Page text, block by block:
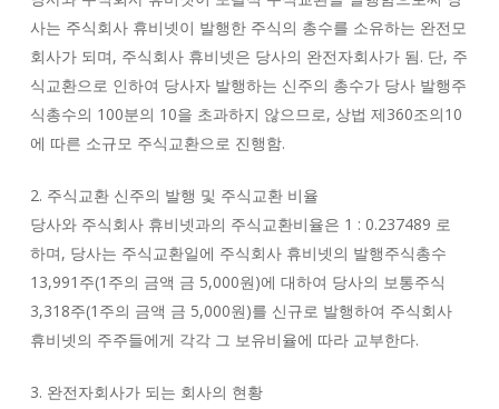
사는 주식회사 휴비넷이 발행한 주식의 총수를 소유하는 완전모
회사가 되며, 주식회사 휴비넷은 당사의 완전자회사가 됨. 단, 주
식교환으로 인하여 당사자 발행하는 신주의 총수가 당사 발행주
식총수의 100분의 10을 초과하지 않으므로, 상법 제360조의10
에 따른 소규모 주식교환으로 진행함.
2. 주식교환 신주의 발행 및 주식교환 비율
당사와 주식회사 휴비넷과의 주식교환비율은 1 : 0.237489 로
하며, 당사는 주식교환일에 주식회사 휴비넷의 발행주식총수
13,991주(1주의 금액 금 5,000원)에 대하여 당사의 보통주식
3,318주(1주의 금액 금 5,000원)를 신규로 발행하여 주식회사
휴비넷의 주주들에게 각각 그 보유비율에 따라 교부한다.
3. 완전자회사가 되는 회사의 현황